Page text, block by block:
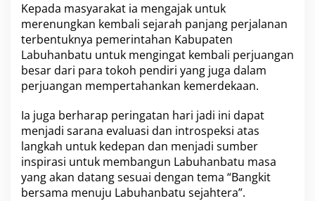
n
b
a
t
u
k
e
7
Kepada masyarakat ia mengajak untuk
merenungkan kembali sejarah panjang perjalanan
terbentuknya pemerintahan Kabupaten
Labuhanbatu untuk mengingat kembali perjuangan
besar dari para tokoh pendiri yang juga dalam
perjuangan mempertahankan kemerdekaan.
Ia juga berharap peringatan hari jadi ini dapat
menjadi sarana evaluasi dan introspeksi atas
langkah untuk kedepan dan menjadi sumber
inspirasi untuk membangun Labuhanbatu masa
yang akan datang sesuai dengan tema “Bangkit
bersama menuju Labuhanbatu sejahtera”.